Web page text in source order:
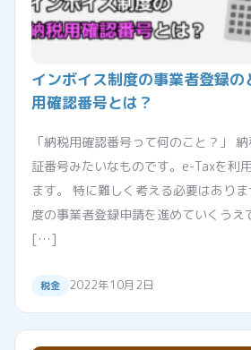
インボイス制度の事業者登録
用確認番号とは？
「納税用確認番号って何のこと？」
証番号みたいなものです。e-Taxを利
ます。 特に難しく考える必要はあり
度の事業者登録申請を進めていくうえ
[…]
税金 2022年10月2日